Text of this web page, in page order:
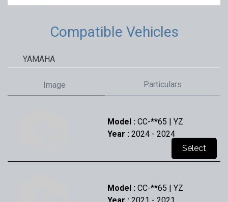
Compatible Vehicles
YAMAHA
Image Particulars
Model : CC-**65 | YZ
Year : 2024 - 2024
Select
Model : CC-**65 | YZ